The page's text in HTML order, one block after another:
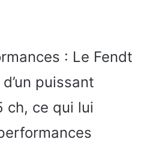
: Le Fendt
puissant
ch, ce qui lui